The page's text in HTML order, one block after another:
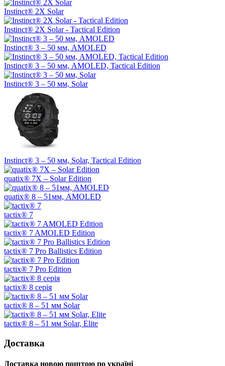
Instinct® 2X Solar
Instinct® 2X Solar - Tactical Edition
Instinct® 3 – 50 мм, AMOLED
Instinct® 3 – 50 мм, AMOLED, Tactical Edition
Instinct® 3 – 50 мм, Solar
Instinct® 3 – 50 мм, Solar, Tactical Edition
quatix® 7X – Solar Edition
quatix® 8 – 51мм, AMOLED
tactix® 7
tactix® 7 AMOLED Edition
tactix® 7 Pro Ballistics Edition
tactix® 7 Pro Edition
tactix® 8 серія
tactix® 8 – 51 мм Solar
tactix® 8 – 51 мм Solar, Elite
Доставка
Доставка новою поштою по україні